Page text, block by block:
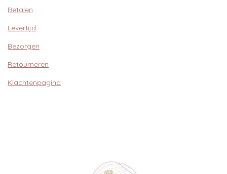
Betalen
Levertijd
Bezorgen
Retourneren
Klachtenpagina